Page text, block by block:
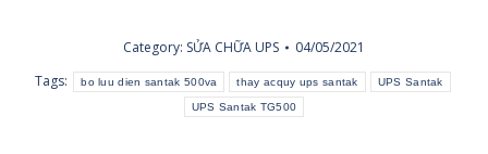
Category: SỬA CHỮA UPS
04/05/2021
Tags:
bo luu dien santak 500va thay acquy ups santak UPS Santak
UPS Santak TG500